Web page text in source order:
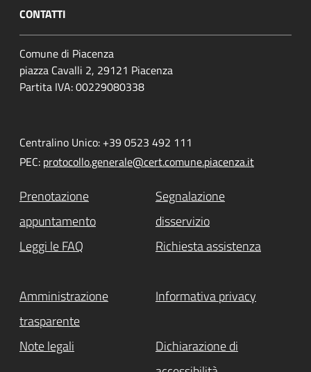
CONTATTI
Comune di Piacenza
piazza Cavalli 2, 29121 Piacenza
Partita IVA: 00229080338
Centralino Unico: +39 0523 492 111
PEC: protocollo.generale@cert.comune.piacenza.it
Prenotazione
appuntamento
Segnalazione
disservizio
Leggi le FAQ
Richiesta assistenza
Amministrazione
trasparente
Informativa privacy
Note legali
Dichiarazione di